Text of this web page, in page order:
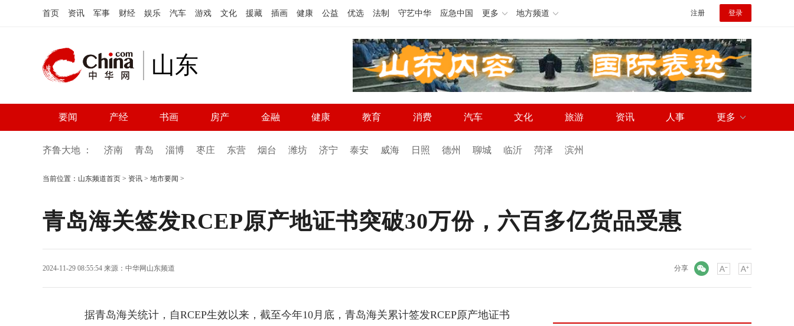
首页 资讯 军事 财经 娱乐 汽车 游戏 文化 援藏 插画 健康 公益 优选 法制 守艺中华 应急中国 更多 地方频道 注册 登录
山东
要闻 产经 书画 房产 金融 健康 教育 消费 汽车 文化 旅游 资讯 人事 更多
齐鲁大地 ： 济南 青岛 淄博 枣庄 东营 烟台 潍坊 济宁 泰安 威海 日照 德州 聊城 临沂 菏泽 滨州
当前位置： 山东频道首页 > 资讯 > 地市要闻 >
青岛海关签发RCEP原产地证书突破30万份，六百多亿货品受惠
2024-11-29 08:55:54 来源： 中华网山东频道 分享
据青岛海关统计，自RCEP生效以来，截至今年10月底，青岛海关累计签发RCEP原产地证书